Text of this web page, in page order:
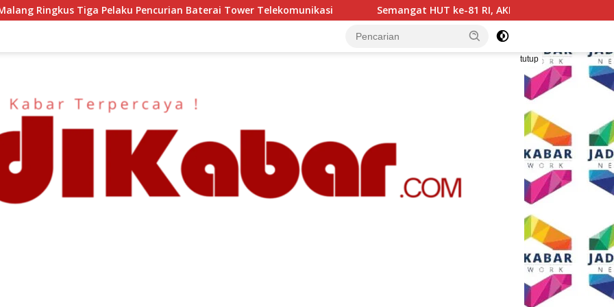
Baterai Tower Telekomunikasi Semangat HUT ke-81 RI, AKP Adik Agus Putrawan: Kemerdekaan Harus Dijaga
tutup